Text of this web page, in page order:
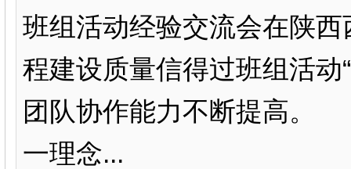
班组活动经验交流会在陕
程建设质量信得过班组活动
团队协作能力不断提高。
一理念...